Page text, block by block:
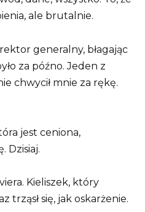
ale brutalnie.
generalny, błagając
za późno. Jeden z
chwycił mnie za rękę.
jest ceniona,
Dzisiaj.
Kieliszek, który
trząsł się, jak oskarżenie.